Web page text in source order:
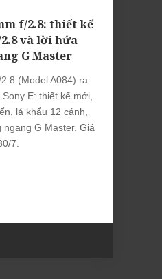
f/2.8: thiết kế
và lời hứa
G Master
(Model A084) ra
E: thiết kế mới,
lá khẩu 12 cánh,
G Master. Giá
7.